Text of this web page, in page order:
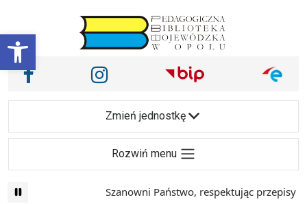
Otwórz pasek narzędzi
Main Navigation
Nasze media społecznościowe i inne
Facebook Instagram
Zmień jednostkę
Rozwiń menu
Szanowni Państwo, respektując przepisy prawa i